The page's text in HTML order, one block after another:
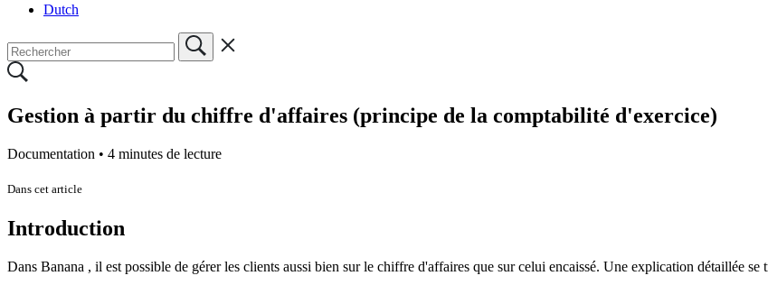
Dutch
Gestion à partir du chiffre d'affaires (principe de la comptabilité d'exercice)
Documentation • 4 minutes de lecture
Dans cet article
Introduction
Dans Banana , il est possible de gérer les clients aussi bien sur le chiffre d'affaires que sur celui encaissé. Une explication détaillée se